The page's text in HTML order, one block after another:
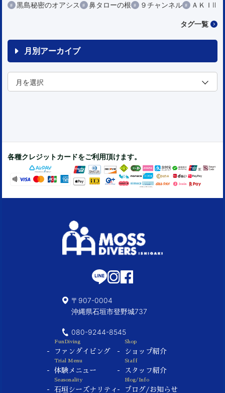
黒島秘密のオアシス
鼻タローの根 ９チャンネル ＡＫＩⅡ
タグ一覧
月別アーカイブ
各種クレジットカードをご利用頂けます。
〒907-0004
沖縄県石垣市登野城737
080-9244-8545
FunDiving
ファンダイビング
Trial Menu
体験メニュー
Seasonality
石垣シーズナリティ
Shop
ショップ紹介
Staff
スタッフ紹介
Blog/Info
ブログ/お知らせ